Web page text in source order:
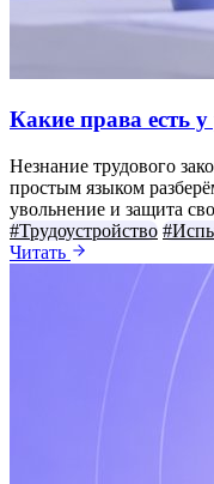
Какие права есть
Незнание трудового
простым языком
увольнение и защита
#Трудоустройство
Читать